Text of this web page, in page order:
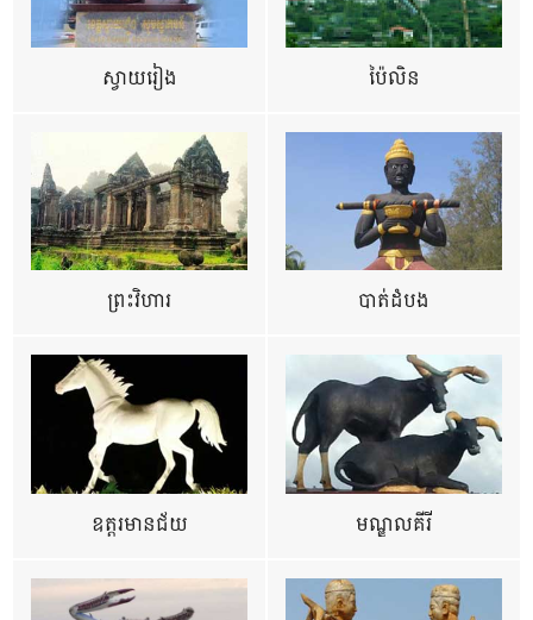
ស្វាយរៀង ប៉ៃលិន
ព្រះវិហារ បាត់ដំបង
ឧត្ដរមានជ័យ មណ្ឌលគីរី